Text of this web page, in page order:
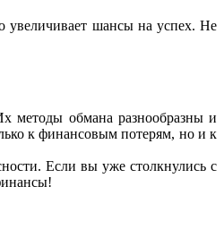
увеличивает шансы на успех. Не
методы обмана разнообразны и
к финансовым потерям, но и к
Если вы уже столкнулись с